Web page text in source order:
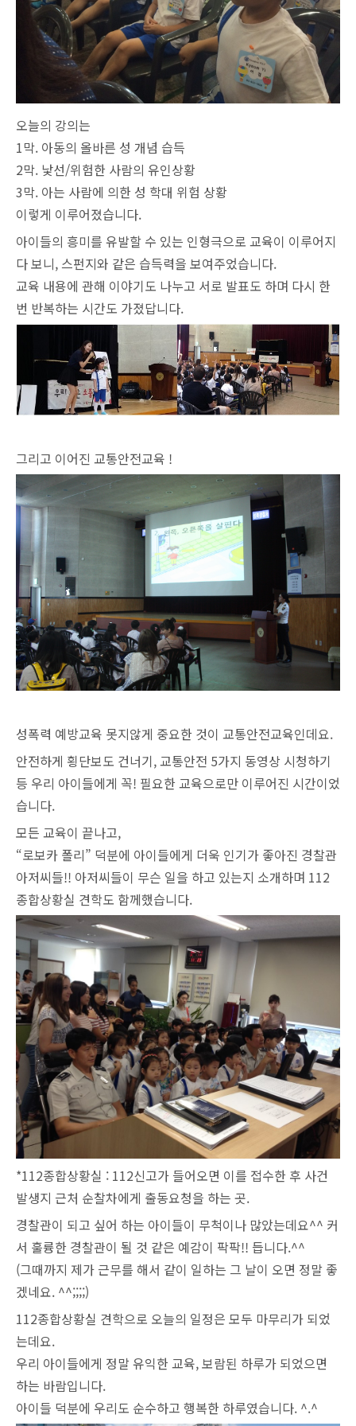
오늘의 강의는
1막. 아동의 올바른 성 개념 습득
2막. 낯선/위험한 사람의 유인상황
3막. 아는 사람에 의한 성 학대 위험 상황
이렇게 이루어졌습니다.
아이들의 흥미를 유발할 수 있는 인형극으로 교육이 이루어지
다 보니, 스펀지와 같은 습득력을 보여주었습니다.
교육 내용에 관해 이야기도 나누고 서로 발표도 하며 다시 한
번 반복하는 시간도 가졌답니다.
그리고 이어진 교통안전교육 !
성폭력 예방교육 못지않게 중요한 것이 교통안전교육인데요.
안전하게 횡단보도 건너기, 교통안전 5가지 동영상 시청하기
등 우리 아이들에게 꼭! 필요한 교육으로만 이루어진 시간이었
습니다.
모든 교육이 끝나고,
“로보카 폴리” 덕분에 아이들에게 더욱 인기가 좋아진 경찰관
아저씨들!! 아저씨들이 무슨 일을 하고 있는지 소개하며 112
종합상황실 견학도 함께했습니다.
*112종합상황실 : 112신고가 들어오면 이를 접수한 후 사건
발생지 근처 순찰차에게 출동요청을 하는 곳.
경찰관이 되고 싶어 하는 아이들이 무척이나 많았는데요^^ 커
서 훌륭한 경찰관이 될 것 같은 예감이 팍팍!! 듭니다.^^
(그때까지 제가 근무를 해서 같이 일하는 그 날이 오면 정말 좋
겠네요. ^^;;;;)
112종합상황실 견학으로 오늘의 일정은 모두 마무리가 되었
는데요.
우리 아이들에게 정말 유익한 교육, 보람된 하루가 되었으면
하는 바람입니다.
아이들 덕분에 우리도 순수하고 행복한 하루였습니다. ^.^